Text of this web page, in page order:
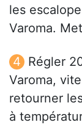
les
Varoma.
Régler
Varoma,
retourner
à